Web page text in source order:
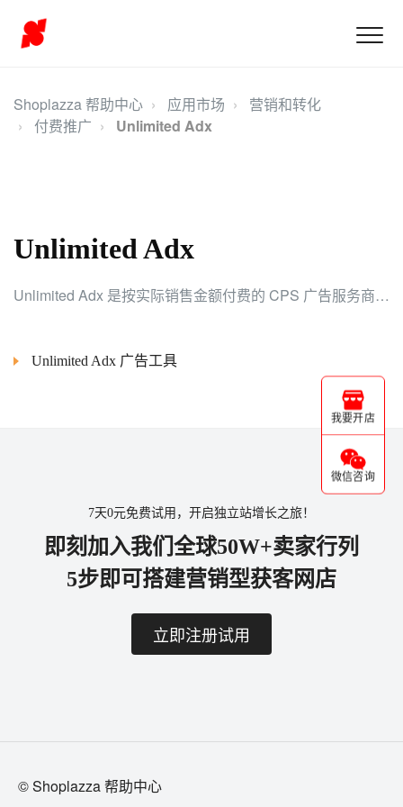
Shoplazza 帮助中心 应用市场
营销和转化
付费推广
Unlimited Adx
Unlimited Adx
Unlimited Adx 是按实际销售金额付费的 CPS 广告服务商，商家无需为无成交访客支付广告费用，轻松接入全球广告资源。
Unlimited Adx 广告工具
我要开店
微信咨询
7天0元免费试用，开启独立站增长之旅！
即刻加入我们全球50W+卖家行列
5步即可搭建营销型获客网店
立即注册试用
© Shoplazza 帮助中心